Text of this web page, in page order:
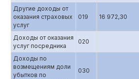
Другие доходы от
оказания страховых
услуг
019 16 972,30
Доходы от оказания
услуг посредника
020
Доходы по
возмещениям доли
убытков по
030